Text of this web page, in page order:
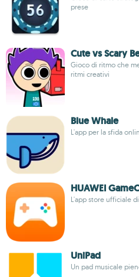
prese
Cute vs Scary
Gioco di ritmo che
ritmi creativi
Blue Whale
L'app per la sfida
HUAWEI
L'app store ufficiale
UniPad
Un pad musicale